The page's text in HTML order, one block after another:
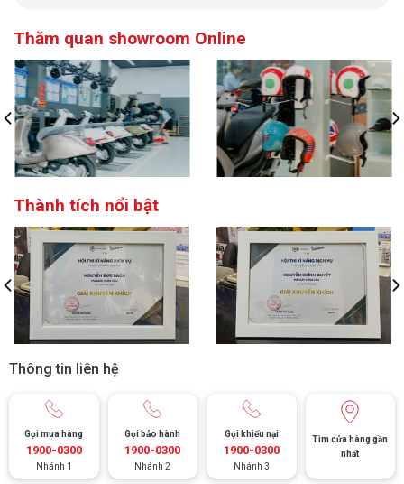
Thăm quan showroom Online
Thành tích nổi bật
Thông tin liên hệ
Gọi mua hàng
1900-0300
Nhánh 1
Gọi bảo hành
1900-0300
Nhánh 2
Gọi khiếu nại
1900-0300
Nhánh 3
Tìm cửa hàng gần
nhất